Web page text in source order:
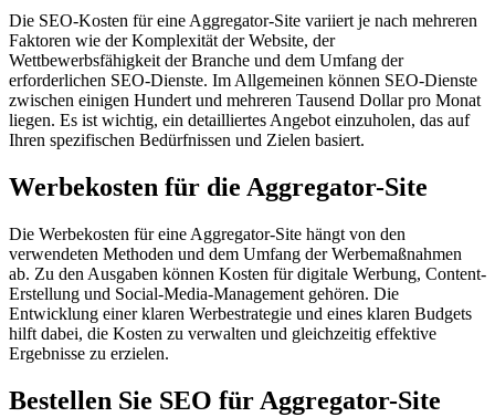
Die SEO-Kosten für eine Aggregator-Site variiert je nach mehreren
Faktoren wie der Komplexität der Website, der
Wettbewerbsfähigkeit der Branche und dem Umfang der
erforderlichen SEO-Dienste. Im Allgemeinen können SEO-Dienste
zwischen einigen Hundert und mehreren Tausend Dollar pro Monat
liegen. Es ist wichtig, ein detailliertes Angebot einzuholen, das auf
Ihren spezifischen Bedürfnissen und Zielen basiert.
Werbekosten für die Aggregator-Site
Die Werbekosten für eine Aggregator-Site hängt von den
verwendeten Methoden und dem Umfang der Werbemaßnahmen
ab. Zu den Ausgaben können Kosten für digitale Werbung, Content-
Erstellung und Social-Media-Management gehören. Die
Entwicklung einer klaren Werbestrategie und eines klaren Budgets
hilft dabei, die Kosten zu verwalten und gleichzeitig effektive
Ergebnisse zu erzielen.
Bestellen Sie SEO für Aggregator-Site